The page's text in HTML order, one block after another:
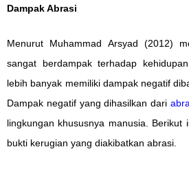
Dampak Abrasi
Menurut Muhammad Arsyad (2012)
sangat berdampak terhadap
lebih banyak memiliki dampak negatif
Dampak negatif yang dihasilkan dari
lingkungan khususnya manusia. Berikut
bukti kerugian yang diakibatkan abrasi.